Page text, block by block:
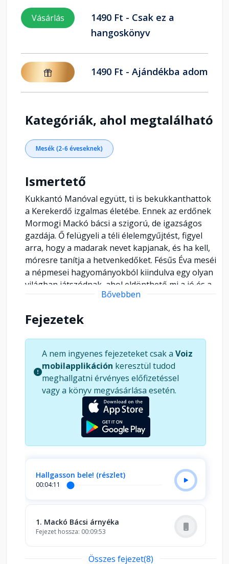
Vásárlás
1490 Ft - Csak ez a
hangoskönyv
1490 Ft - Ajándékba adom
Kategóriák, ahol megtalálható
Mesék (2-6 éveseknek)
Ismertető
Kukkantó Manóval együtt, ti is bekukkanthattok
a Kerekerdő izgalmas életébe. Ennek az erdőnek
Mormogi Mackó bácsi a szigorú, de igazságos
gazdája. Ő felügyeli a téli élelemgyűjtést, figyel
arra, hogy a madarak nevet kapjanak, és ha kell,
móresre tanítja a hetvenkedőket. Fésűs Éva meséi
a népmesei hagyományokból kiindulva egy olyan
világban játszódnak, ahol eldönthető mi a jó és a
rossz, és közben finoman egy biztos értékrendet
Bővebben
Fejezetek
A nem ingyenes fejezeteket csak a Voiz
mobilapplikáción keresztül tudod
meghallgatni érvényes előfizetéssel
vagy a könyv megvásárlása esetén.
Hallgasson bele! (részlet)
00:04:11
1. Mackó Bácsi árnyéka
Fejezet hossza: 00:09:53
Összes fejezet(8)